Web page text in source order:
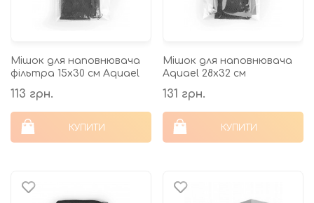
Мішок для наповнювача
фільтра 15х30 см Aquael
113 грн.
КУПИТИ
Мішок для наповнювача
Aquael 28х32 см
131 грн.
КУПИТИ